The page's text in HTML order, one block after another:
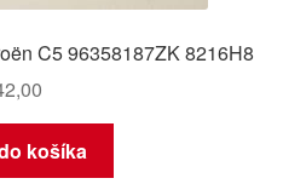
C5 96358187ZK 8216H8
košíka